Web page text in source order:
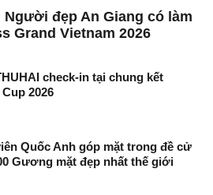
Người đẹp An Giang có làm
Grand Vietnam 2026
check-in tại chung kết
2026
Quốc Anh góp mặt trong đề cử
Gương mặt đẹp nhất thế giới